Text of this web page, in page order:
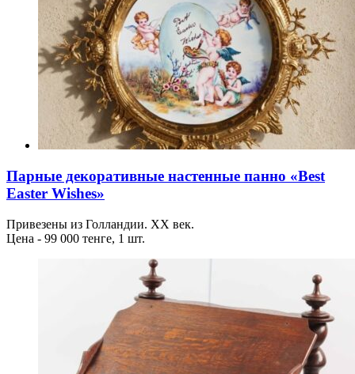
Парные декоративные настенные панно «Best
Easter Wishes»
Привезены из Голландии. XX век.
Цена - 99 000 тенге, 1 шт.